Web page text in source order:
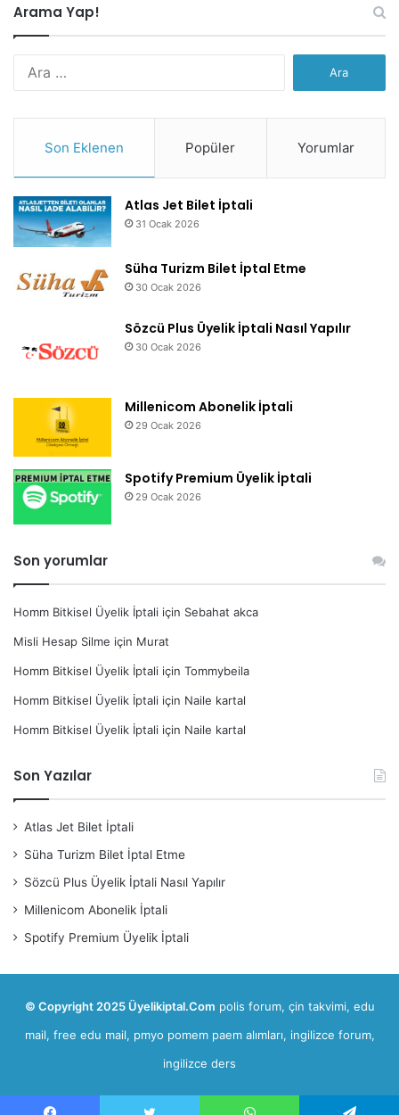
Arama Yap!
Son Eklenen Popüler Yorumlar
Atlas Jet Bilet İptali
31 Ocak 2026
Süha Turizm Bilet İptal Etme
30 Ocak 2026
Sözcü Plus Üyelik İptali Nasıl Yapılır
30 Ocak 2026
Millenicom Abonelik İptali
29 Ocak 2026
Spotify Premium Üyelik İptali
29 Ocak 2026
Son yorumlar
Homm Bitkisel Üyelik İptali için Sebahat akca
Misli Hesap Silme için Murat
Homm Bitkisel Üyelik İptali için Tommybeila
Homm Bitkisel Üyelik İptali için Naile kartal
Homm Bitkisel Üyelik İptali için Naile kartal
Son Yazılar
Atlas Jet Bilet İptali
Süha Turizm Bilet İptal Etme
Sözcü Plus Üyelik İptali Nasıl Yapılır
Millenicom Abonelik İptali
Spotify Premium Üyelik İptali
© Copyright 2025 Üyelikiptal.Com polis forum, çin takvimi, edu
mail, free edu mail, pmyo pomem paem alımları, ingilizce forum,
ingilizce ders